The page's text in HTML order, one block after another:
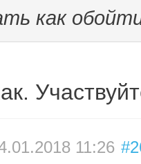
как
11:26